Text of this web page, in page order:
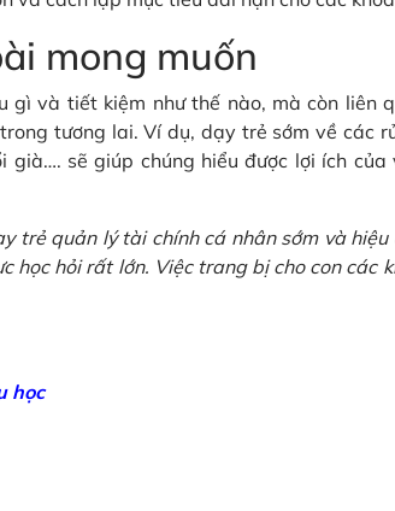
mong muốn
và tiết kiệm như thế nào, mà còn liên
tương lai. Ví dụ, dạy trẻ sớm về các
sẽ giúp chúng hiểu được lợi ích của
trẻ quản lý tài chính cá nhân sớm và
học hỏi rất lớn. Việc trang bị cho con các
học